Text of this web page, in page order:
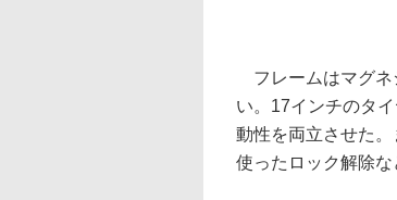
フレームはマグネ
い。17インチのタ
動性を両立させた
使ったロック解除な